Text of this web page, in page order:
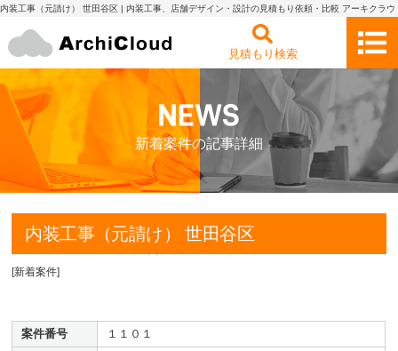
内装工事（元請け） 世田谷区 | 内装工事、店舗デザイン・設計の見積もり依頼・比較 アーキクラウ
見積もり検索
新着案件の記事詳細
内装工事（元請け） 世田谷区
[新着案件]
案件番号
１１０１